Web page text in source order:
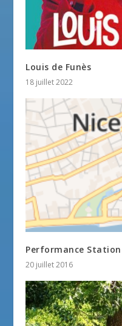
Louis de Funès
18 juillet 2022
Performance
20 juillet 2016